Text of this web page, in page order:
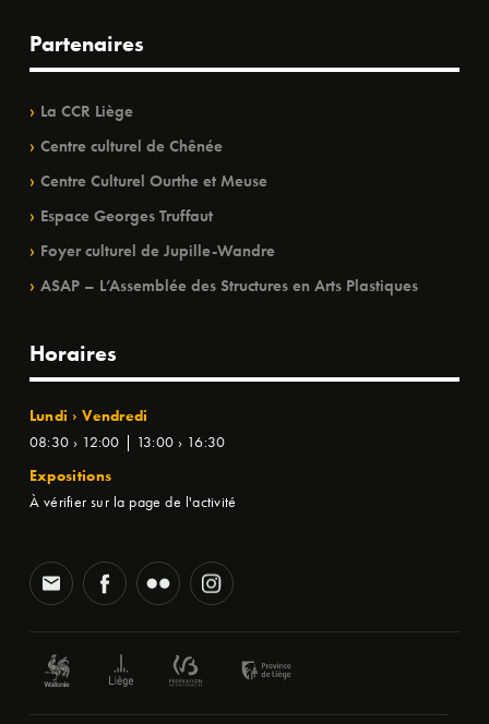
Partenaires
La CCR Liège
Centre culturel de Chênée
Centre Culturel Ourthe et Meuse
Espace Georges Truffaut
Foyer culturel de Jupille-Wandre
ASAP – L’Assemblée des Structures en Arts Plastiques
Horaires
Lundi › Vendredi
08:30 › 12:00 | 13:00 › 16:30
Expositions
À vérifier sur la page de l'activité